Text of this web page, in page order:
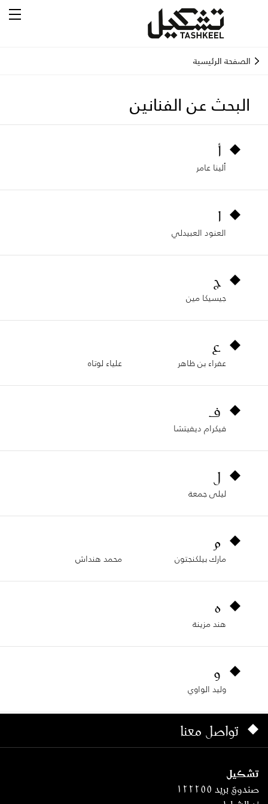
الصفحة الرئيسية
البحث عن الفنانين
أ
ألينا عامر
ا
العنود العبيدلي
ج
جيسيكا مين
ع
عفراء بن ظاهر علياء لوتاه
ف
فيكرام ديفيتشا
ل
ليلى جمعة
م
مارك بيلكنجتون محمد هنداش
ه
هند مزينة
و
وليد الواوي
تواصل معنا
تشكيل
صندوق بريد ١٢٢٢٥٥